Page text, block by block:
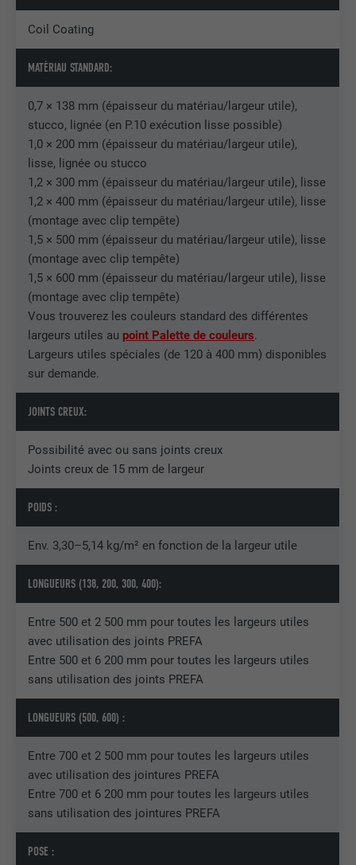
Coil Coating
MATÉRIAU STANDARD:
0,7 × 138 mm (épaisseur du matériau/largeur utile),
stucco, lignée (en P.10 exécution lisse possible)
1,0 × 200 mm (épaisseur du matériau/largeur utile),
lisse, lignée ou stucco
1,2 × 300 mm (épaisseur du matériau/largeur utile), lisse
1,2 × 400 mm (épaisseur du matériau/largeur utile), lisse
(montage avec clip tempête)
1,5 × 500 mm (épaisseur du matériau/largeur utile), lisse
(montage avec clip tempête)
1,5 × 600 mm (épaisseur du matériau/largeur utile), lisse
(montage avec clip tempête)
Vous trouverez les couleurs standard des différentes
largeurs utiles au point Palette de couleurs.
Largeurs utiles spéciales (de 120 à 400 mm) disponibles
sur demande.
JOINTS CREUX:
Possibilité avec ou sans joints creux
Joints creux de 15 mm de largeur
POIDS :
Env. 3,30–5,14 kg/m² en fonction de la largeur utile
LONGUEURS (138, 200, 300, 400):
Entre 500 et 2 500 mm pour toutes les largeurs utiles
avec utilisation des joints PREFA
Entre 500 et 6 200 mm pour toutes les largeurs utiles
sans utilisation des joints PREFA
LONGUEURS (500, 600) :
Entre 700 et 2 500 mm pour toutes les largeurs utiles
avec utilisation des jointures PREFA
Entre 700 et 6 200 mm pour toutes les largeurs utiles
sans utilisation des jointures PREFA
POSE :
FOURNISSEUR
EXPIRATION
UTILITÉ Cookie identificateur de navigateur
NOM li_sugr
FOURNISSEUR LinkedIn
EXPIRATION 3 mois
UTILITÉ Cookie identificateur de navigateur
NOM GPS
FOURNISSEUR YouTube
EXPIRATION 1 jour
UTILITÉ
Enregistre un identifiant unique sur les
appareils mobiles afin de permettre un
suivi se basant sur une localisation GPS
NOM VISITOR_INFO1_LIVE
UTILITÉ Mesure de la bande passante YouTube
NOM YSC
FOURNISSEUR YouTube
EXPIRATION Session
Utilisé par YouTube (Google) pour